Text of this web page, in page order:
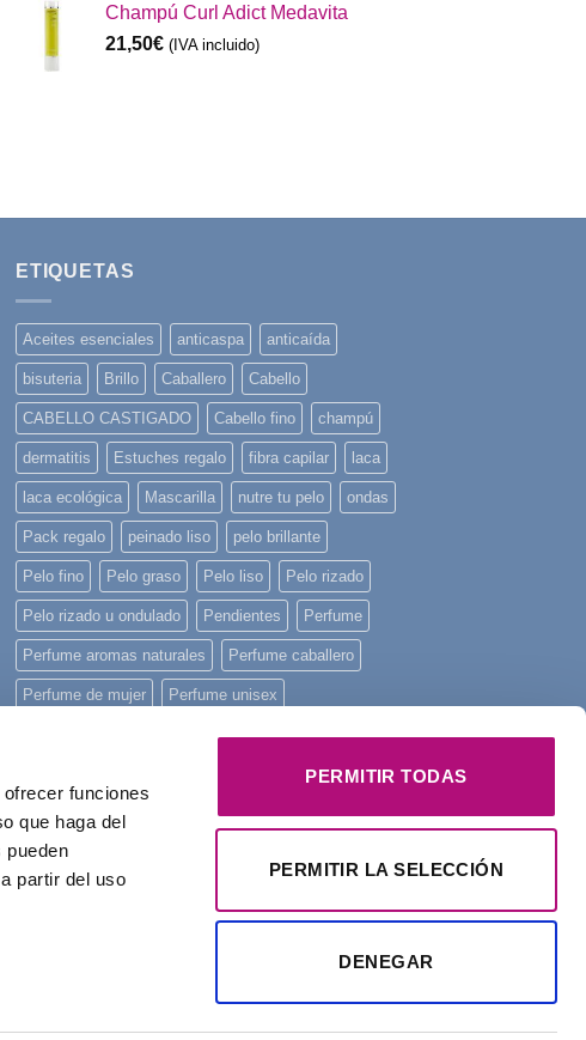
funciones
que haga del
pueden
partir del uso
PERMITIR TODAS
PERMITIR LA SELECCIÓN
DENEGAR
Champú Curl Adict Medavita
21,50€ (IVA incluido)
ETIQUETAS
Aceites esenciales anticaspa anticaída
bisuteria Brillo Caballero Cabello
CABELLO CASTIGADO Cabello fino champú
dermatitis Estuches regalo fibra capilar laca
laca ecológica Mascarilla nutre tu pelo ondas
Pack regalo peinado liso pelo brillante
Pelo fino Pelo graso Pelo liso Pelo rizado
Pelo rizado u ondulado Pendientes Perfume
Perfume aromas naturales Perfume caballero
Perfume de mujer Perfume unisex
piel sensible piscina
Principios activos
reconstruye tu pelo regalo Regalo Navidad
regalos